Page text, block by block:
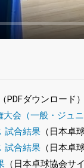
（PDFダウンロード）
会（一般・ジュ
試合結果 （日本卓
試合結果 （日本卓
（日本卓球協会サ